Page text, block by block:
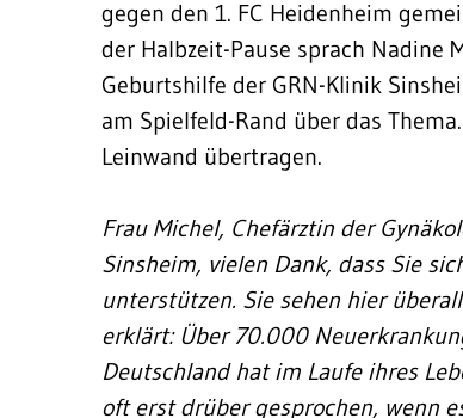
gegen den 1. FC Heidenheim
der Halbzeit-Pause sprach Nadine
Geburtshilfe der GRN-Klinik
am Spielfeld-Rand über das
Leinwand übertragen.
Frau Michel, Chefärztin der
Sinsheim, vielen Dank, dass Sie
unterstützen. Sie sehen hier
erklärt: Über 70.000
Deutschland hat im Laufe ihres
oft erst drüber gesprochen, wenn